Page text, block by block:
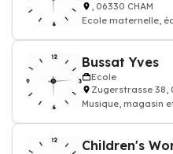
, 06330 CHAM
Ecole maternelle,
Bussat Yves
Ecole
Zugerstrasse 38,
Musique, magasin
Children's